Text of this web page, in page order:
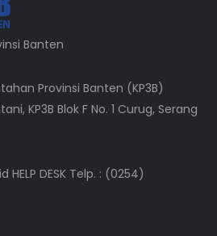
Banten
Provinsi Banten (KP3B)
KP3B Blok F No. 1 Curug, Serang
DESK Telp. : (0254)